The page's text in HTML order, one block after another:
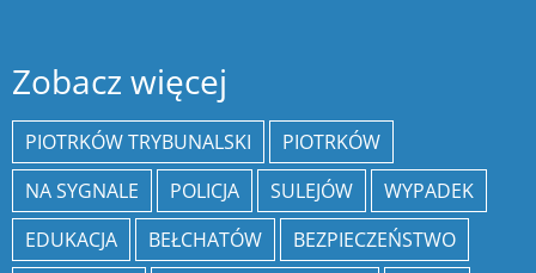
Zobacz więcej
PIOTRKÓW TRYBUNALSKI
PIOTRKÓW
NA SYGNALE
POLICJA SULEJÓW
WYPADEK
EDUKACJA
BEŁCHATÓW
BEZPIECZEŃSTWO